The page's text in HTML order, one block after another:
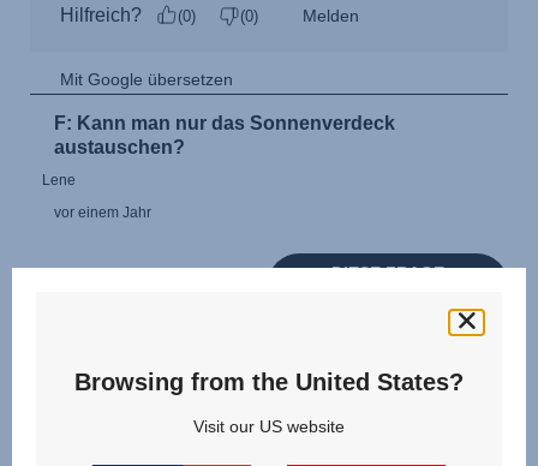
Browsing from the United States?
Visit our US website